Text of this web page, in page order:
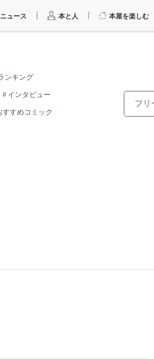
ニュース 本と人 本屋を楽しむ
ンキング
インタビュー
すめコミック